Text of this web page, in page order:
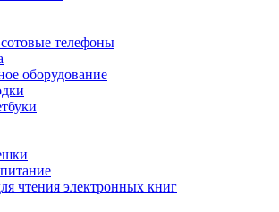
телефоны
оборудование
чтения электронных книг